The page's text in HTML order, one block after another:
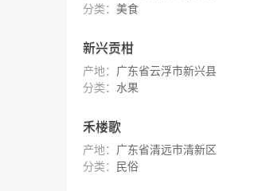
分类： 美食
新兴贡柑
产地： 广东省云浮市新兴县
分类： 水果
禾楼歌
产地： 广东省清远市清新区
分类： 民俗